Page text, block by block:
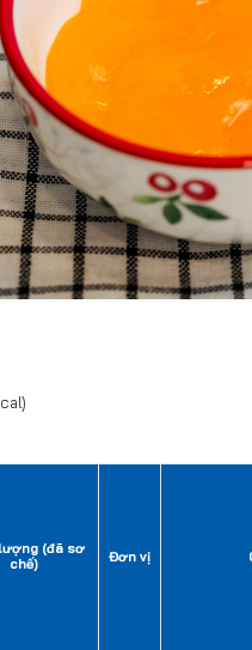
(đã sơ
chế)
Đơn vị